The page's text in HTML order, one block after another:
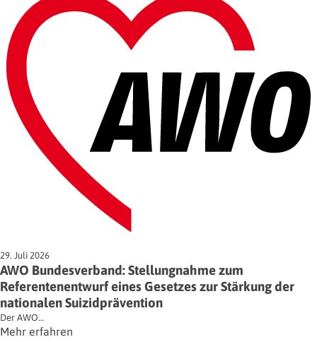
29. Juli 2026
AWO Bundesverband: Stellungnahme zum
Referentenentwurf eines Gesetzes zur Stärkung der
nationalen Suizidprävention
Der AWO…
Mehr erfahren